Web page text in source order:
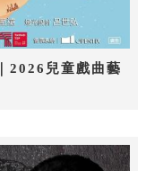
2026兒童戲曲藝